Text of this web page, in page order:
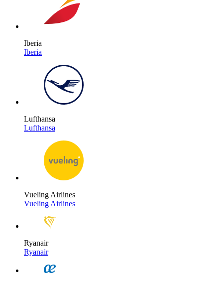
Iberia
Iberia
Lufthansa
Lufthansa
Vueling Airlines
Vueling Airlines
Ryanair
Ryanair